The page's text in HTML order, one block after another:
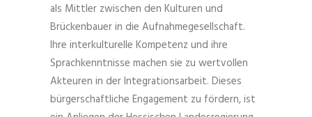
als Mittler zwischen den Kulturen und
Brückenbauer in die Aufnahmegesellschaft.
Ihre interkulturelle Kompetenz und ihre
Sprachkenntnisse machen sie zu wertvollen
Akteuren in der Integrationsarbeit. Dieses
bürgerschaftliche Engagement zu fördern, ist